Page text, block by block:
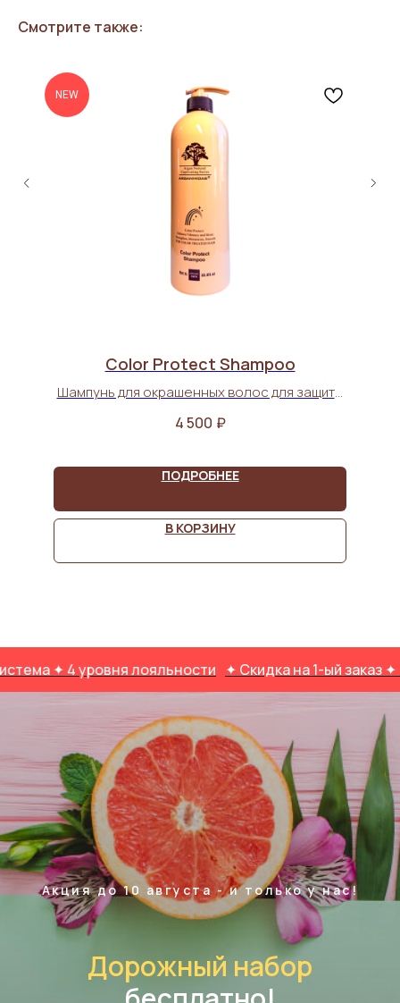
Смотрите также:
NEW
Сolor Protect Shampoo
Шампунь для окрашенных волос для защиты
цвета 1000 мл
4 500 ₽
ПОДРОБНЕЕ
В КОРЗИНУ
лояльности ✦ Скидка на 1-ый заказ ✦ Кэшбэк
Акция до 10 августа - и только у нас!
Дорожный набор